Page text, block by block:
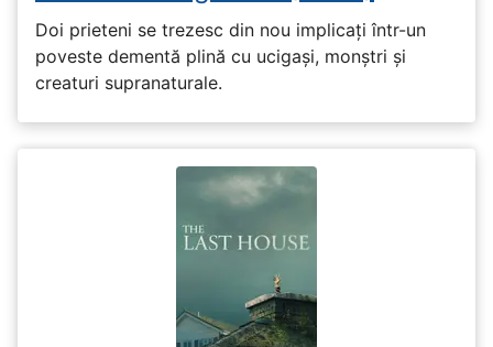
Doi prieteni se trezesc din nou implicați într-un
poveste dementă plină cu ucigași, monștri și
creaturi supranaturale.